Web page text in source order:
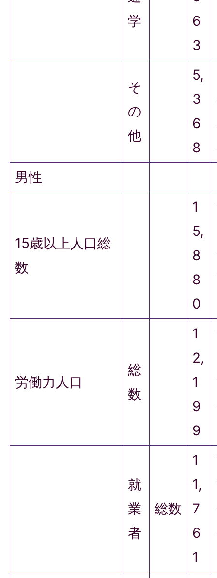
学
6
3
そ
の
他
5,
3
6
8
男性
15歳以上人口総
数
1
5,
8
8
0
労働力人口
総
数
1
2,
1
9
9
就
業
者
総数
1
1,
7
6
1